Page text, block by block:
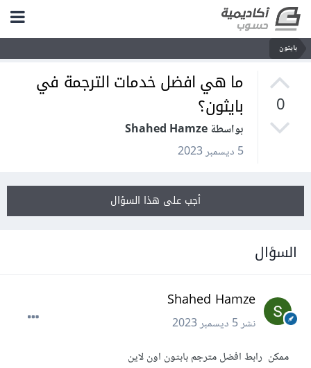
بايثون
0
ما هي افضل خدمات الترجمة في
بايثون؟
بواسطة Shahed Hamze
5 ديسمبر 2023
أجب على هذا السؤال
السؤال
Shahed Hamze
نشر5 ديسمبر 2023
ممكن رابط افضل مترجم بابثون اون لاين